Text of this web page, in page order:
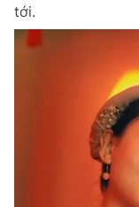
tới.